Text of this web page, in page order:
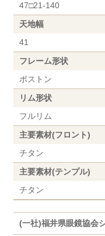
47□21-140
天地幅
41
フレーム形状
ボストン
リム形状
フルリム
主要素材(フロント)
チタン
主要素材(テンプル)
チタン
(一社)福井県眼鏡協会